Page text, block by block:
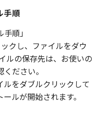
されている場合、
「許諾ソフトウエ
90日の間、「許諾ソ
れている記憶媒体
います）に物理的
証します。当該保証
手順
順」
クし、ファイルをダウ
ルの保存先は、お使いの
ださい。
をダブルクリックして
ルが開始されます。